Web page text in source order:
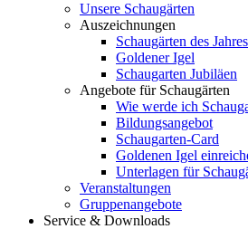
Unsere Schaugärten
Auszeichnungen
Schaugärten des Jahres
Goldener Igel
Schaugarten Jubiläen
Angebote für Schaugärten
Wie werde ich
Bildungsangebot
Schaugarten-Card
Goldenen Igel
Unterlagen für
Veranstaltungen
Gruppenangebote
Service & Downloads